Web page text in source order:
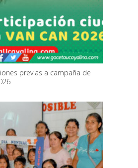
previas a campaña de